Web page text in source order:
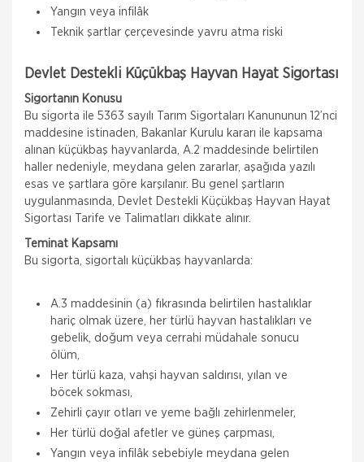
Yangın veya infilâk
Teknik şartlar çerçevesinde yavru atma riski
Devlet Destekli Küçükbaş Hayvan Hayat Sigortası
Sigortanın Konusu
Bu sigorta ile 5363 sayılı Tarım Sigortaları Kanununun 12’nci
maddesine istinaden, Bakanlar Kurulu kararı ile kapsama
alınan küçükbaş hayvanlarda, A.2 maddesinde belirtilen
haller nedeniyle, meydana gelen zararlar, aşağıda yazılı
esas ve şartlara göre karşılanır. Bu genel şartların
uygulanmasında, Devlet Destekli Küçükbaş Hayvan Hayat
Sigortası Tarife ve Talimatları dikkate alınır.
Teminat Kapsamı
Bu sigorta, sigortalı küçükbaş hayvanlarda:
A.3 maddesinin (a) fıkrasında belirtilen hastalıklar
hariç olmak üzere, her türlü hayvan hastalıkları ve
gebelik, doğum veya cerrahi müdahale sonucu
ölüm,
Her türlü kaza, vahşi hayvan saldırısı, yılan ve
böcek sokması,
Zehirli çayır otları ve yeme bağlı zehirlenmeler,
Her türlü doğal afetler ve güneş çarpması,
Yangın veya infilâk sebebiyle meydana gelen